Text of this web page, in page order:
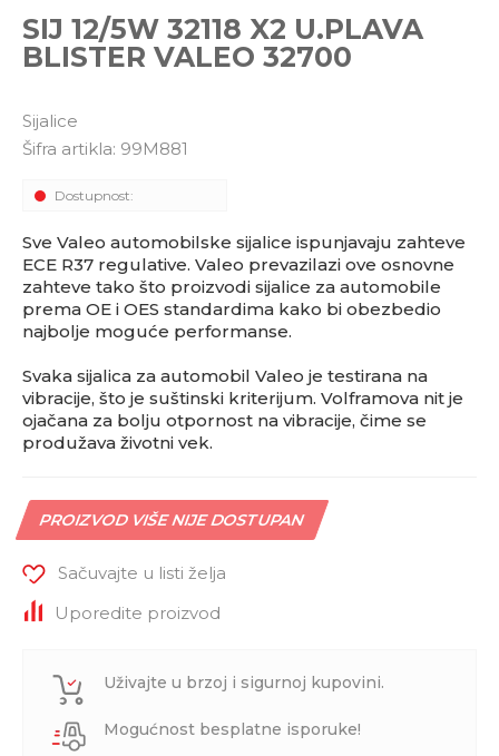
SIJ 12/5W 32118 X2 U.PLAVA
BLISTER VALEO 32700
Sijalice
Šifra artikla: 99M881
Dostupnost:
Sve Valeo automobilske sijalice ispunjavaju zahteve
ECE R37 regulative. Valeo prevazilazi ove osnovne
zahteve tako što proizvodi sijalice za automobile
prema OE i OES standardima kako bi obezbedio
najbolje moguće performanse.
Svaka sijalica za automobil Valeo je testirana na
vibracije, što je suštinski kriterijum. Volframova nit je
ojačana za bolju otpornost na vibracije, čime se
produžava životni vek.
PROIZVOD VIŠE NIJE DOSTUPAN
Sačuvajte u listi želja
Uporedite proizvod
Uživajte u brzoj i sigurnoj kupovini.
Mogućnost besplatne isporuke!